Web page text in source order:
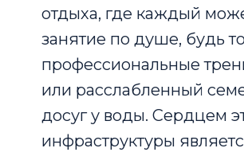
отдыха, где каждый
занятие по душе, будь то
профессиональные
или расслабленный
досуг у воды. Сердцем
инфраструктуры